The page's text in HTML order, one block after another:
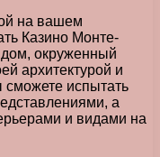
на вашем
Казино Монте-
дом, окруженный
архитектурой и
испытать
а
и видами на